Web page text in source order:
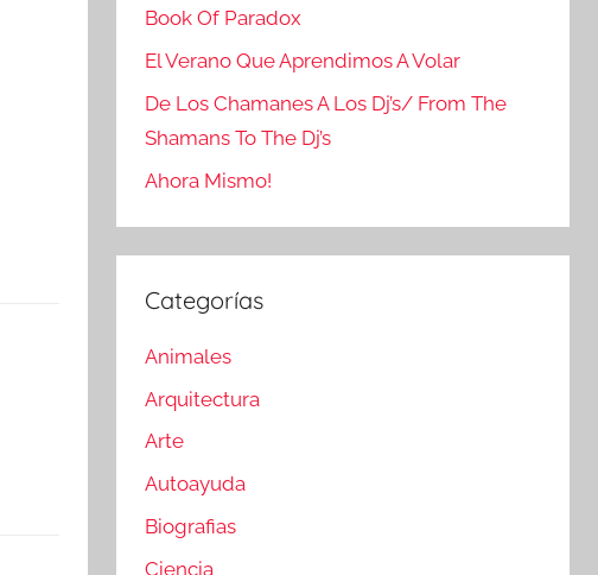
Book Of Paradox
El Verano Que Aprendimos A Volar
De Los Chamanes A Los Dj’s/ From The
Shamans To The Dj’s
Ahora Mismo!
Categorías
Animales
Arquitectura
Arte
Autoayuda
Biografias
Ciencia